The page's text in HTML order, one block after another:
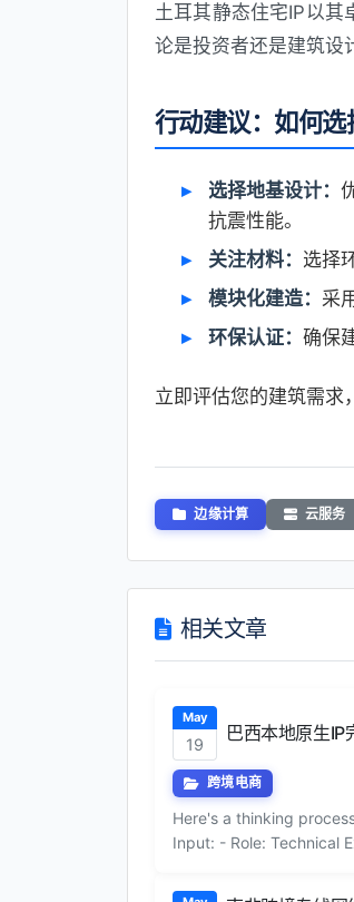
土耳其静态住宅IP以其
论是投资者还是建筑设
行动建议：如何选
选择地基设计：
抗震性能。
关注材料： 选择
模块化建造： 采
环保认证： 确保
立即评估您的建筑需求
边缘计算 云服务
相关文章
May
19
巴西本地原生IP
跨境电商
Here's a thinking
Input: - Role: Technical